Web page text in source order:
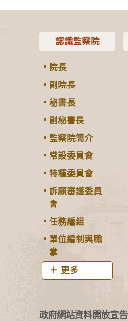
:::
認識監察院
院長
副院長
秘書長
副秘書長
監察院簡介
常設委員會
特種委員會
訴願審議委員
會
任務編組
單位編制與職
掌
更多
政府網站資料開放宣告